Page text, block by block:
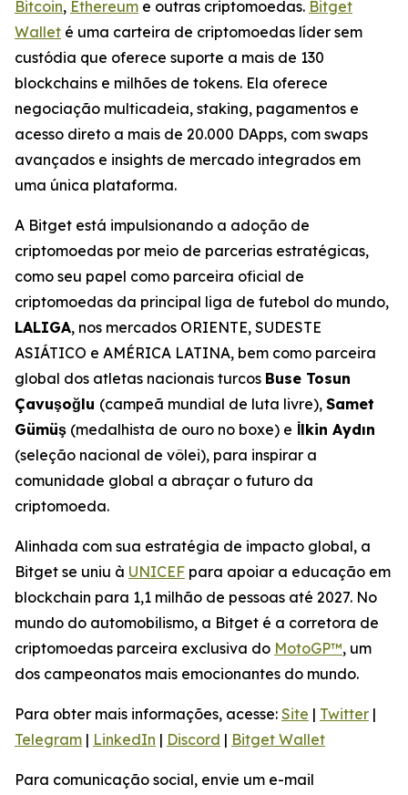
Bitcoin, Ethereum e outras criptomoedas. Bitget
Wallet é uma carteira de criptomoedas líder sem
custódia que oferece suporte a mais de 130
blockchains e milhões de tokens. Ela oferece
negociação multicadeia, staking, pagamentos e
acesso direto a mais de 20.000 DApps, com swaps
avançados e insights de mercado integrados em
uma única plataforma.
A Bitget está impulsionando a adoção de
criptomoedas por meio de parcerias estratégicas,
como seu papel como parceira oficial de
criptomoedas da principal liga de futebol do mundo,
LALIGA, nos mercados ORIENTE, SUDESTE
ASIÁTICO e AMÉRICA LATINA, bem como parceira
global dos atletas nacionais turcos Buse Tosun
Çavuşoğlu (campeã mundial de luta livre), Samet
Gümüş (medalhista de ouro no boxe) e İlkin Aydın
(seleção nacional de vôlei), para inspirar a
comunidade global a abraçar o futuro da
criptomoeda.
Alinhada com sua estratégia de impacto global, a
Bitget se uniu à UNICEF para apoiar a educação em
blockchain para 1,1 milhão de pessoas até 2027. No
mundo do automobilismo, a Bitget é a corretora de
criptomoedas parceira exclusiva do MotoGP™, um
dos campeonatos mais emocionantes do mundo.
Para obter mais informações, acesse: Site | Twitter |
Telegram | LinkedIn | Discord | Bitget Wallet
Para comunicação social, envie um e-mail